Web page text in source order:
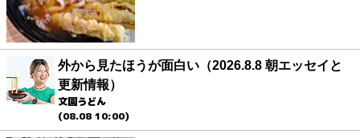
外から見たほうが面白い（2026.8.8 朝エッセイと
更新情報）
文園うどん
(08.08 10:00)